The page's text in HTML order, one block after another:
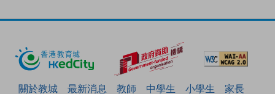
關於教城 最新消息 教師 中學生 小學生
家長